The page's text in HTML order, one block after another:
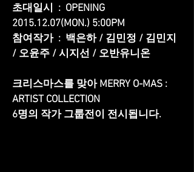
초대일시 : OPENING
2015.12.07(MON.) 5:00PM
참여작가 : 백은하 / 김민정 / 김민지
/ 오윤주 / 시지선 / 오반유니온
크리스마스를 맞아MERRY O-MAS :
ARTIST COLLECTION
6명의 작가 그룹전이 전시됩니다.